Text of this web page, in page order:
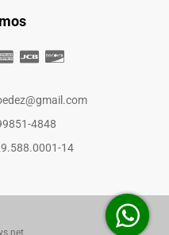
4848
14